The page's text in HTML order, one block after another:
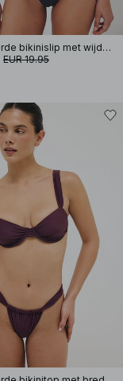
Gedrapeerde bikinislip met wijde band
EUR 19.95